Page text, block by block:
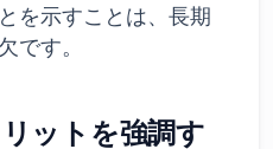
を示すことは、長期
です。
ットを強調す